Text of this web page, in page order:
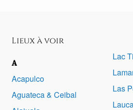
Lieux à voir
A
Acapulco
Aguateca & Ceibal
Lac
Las